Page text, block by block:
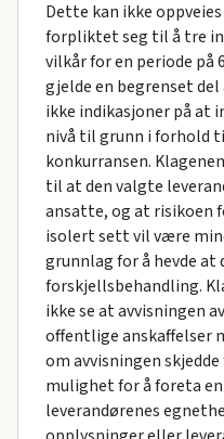
Dette kan ikke
forpliktet seg til å tre
vilkår for en periode på
gjelde en begrenset
ikke indikasjoner på at
nivå til grunn i forhold
konkurransen.
til at den valgte
ansatte, og at risikoen
isolert sett vil være
grunnlag for å hevde at
forskjellsbehandling.
ikke se at avvisningen
offentlige anskaffelser
om avvisningen
mulighet for å foreta
leverandørenes